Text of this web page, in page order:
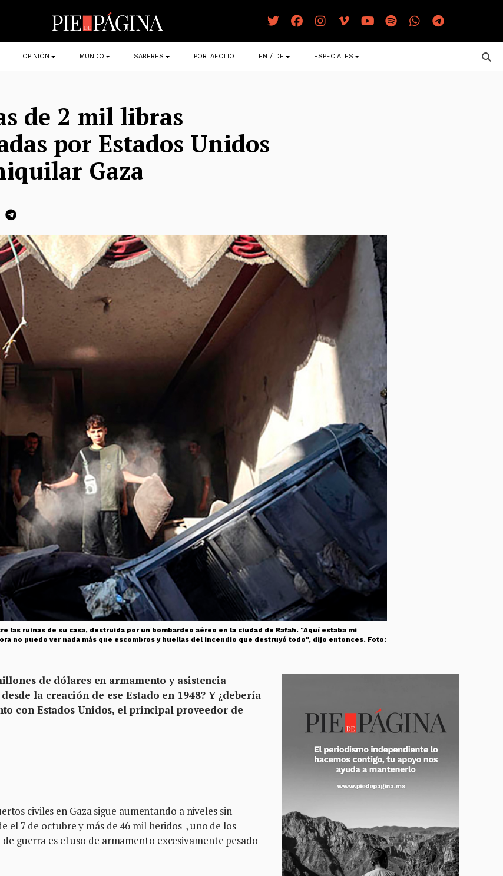
OPINIÓN MUNDO SABERES PORTAFOLIO EN / DE ESPECIALES
de 2 mil libras
por Estados Unidos
Gaza
las ruinas de su casa, destruida por un bombardeo aéreo en la ciudad de Rafah. "Aquí estaba mi
no puedo ver nada más que escombros y huellas del incendio que destruyó todo", dijo entonces. Foto:
de dólares en armamento y asistencia
la creación de ese Estado en 1948? Y ¿debería
con Estados Unidos, el principal proveedor de
civiles en Gaza sigue aumentando a niveles sin
el 7 de octubre y más de 46 mil heridos-, uno de los
guerra es el uso de armamento excesivamente pesado